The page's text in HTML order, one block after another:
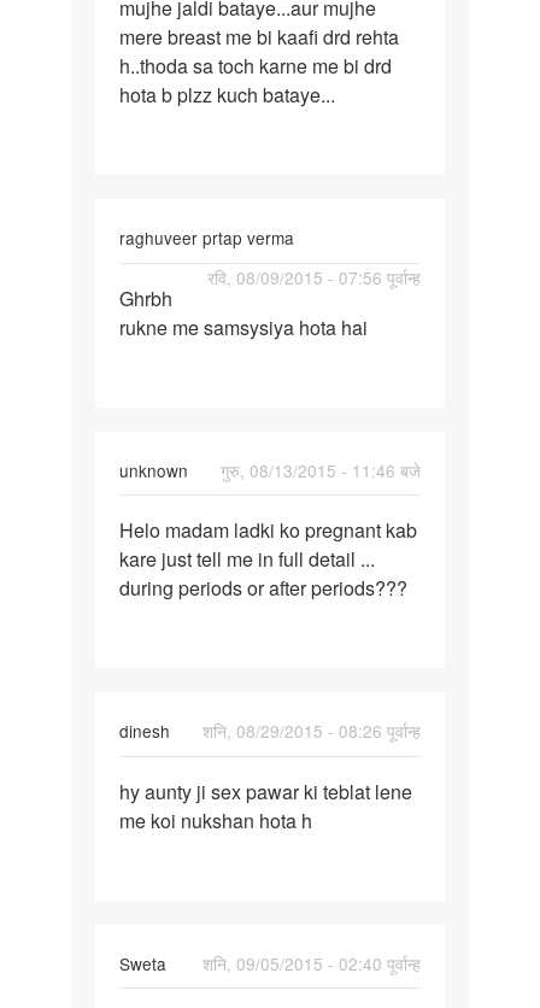
periods
mujhe jaldi bataye...aur mujhe
mere breast me bi kaafi drd rehta
h..thoda sa toch karne me bi drd
hota b plzz kuch bataye...
raghuveer prtap verma
रवि, 08/09/2015 - 07:56 पूर्वान्ह
Ghrbh
rukne
Ghrbh
rukne me samsysiya hota hai
unknown
गुरु, 08/13/2015 - 11:46 बजे
Helo
madam
ladki
Helo madam ladki ko pregnant kab
kare just tell me in full detail ...
during periods or after periods???
dinesh
शनि, 08/29/2015 - 08:26 पूर्वान्ह
hy
aunty
hy aunty ji sex pawar ki teblat lene
me koi nukshan hota h
Sweta
शनि, 09/05/2015 - 02:40 पूर्वान्ह